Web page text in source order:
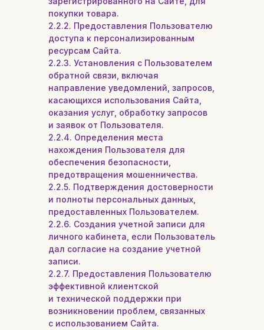
покупки товара.
2.2.2. Предоставления Пользователю
доступа к персонализированным
ресурсам Сайта.
2.2.3. Установления с Пользователем
обратной связи, включая
направление уведомлений, запросов,
касающихся использования Сайта,
оказания услуг, обработку запросов
и заявок от Пользователя.
2.2.4. Определения места
нахождения Пользователя для
обеспечения безопасности,
предотвращения мошенничества.
2.2.5. Подтверждения достоверности
и полноты персональных данных,
предоставленных Пользователем.
2.2.6. Создания учетной записи для
личного кабинета, если Пользователь
дал согласие на создание учетной
записи.
2.2.7. Предоставления Пользователю
эффективной клиентской
и технической поддержки при
возникновении проблем, связанных
с использованием Сайта.